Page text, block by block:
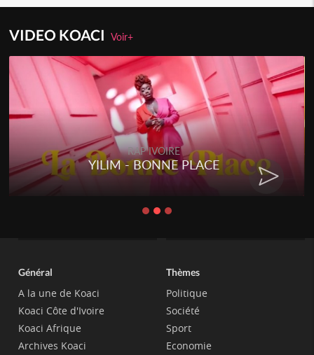
VIDEO KOACIVoir+
RAP IVOIRE
YILIM - BONNE PLACE
Général
A la une de Koaci
Koaci Côte d'Ivoire
Koaci Afrique
Archives Koaci
Thèmes
Politique
Société
Sport
Economie